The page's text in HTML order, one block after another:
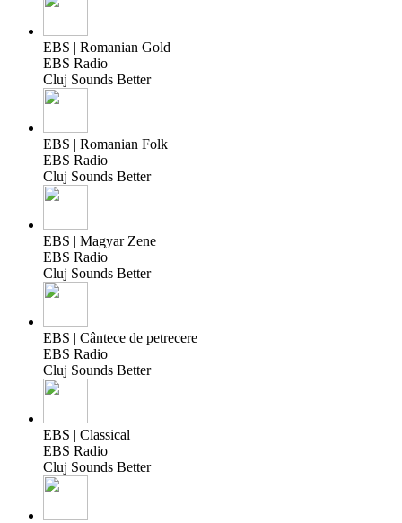
EBS | Romanian Gold
EBS Radio
Cluj Sounds Better
EBS | Romanian Folk
EBS Radio
Cluj Sounds Better
EBS | Magyar Zene
EBS Radio
Cluj Sounds Better
EBS | Cântece de petrecere
EBS Radio
Cluj Sounds Better
EBS | Classical
EBS Radio
Cluj Sounds Better